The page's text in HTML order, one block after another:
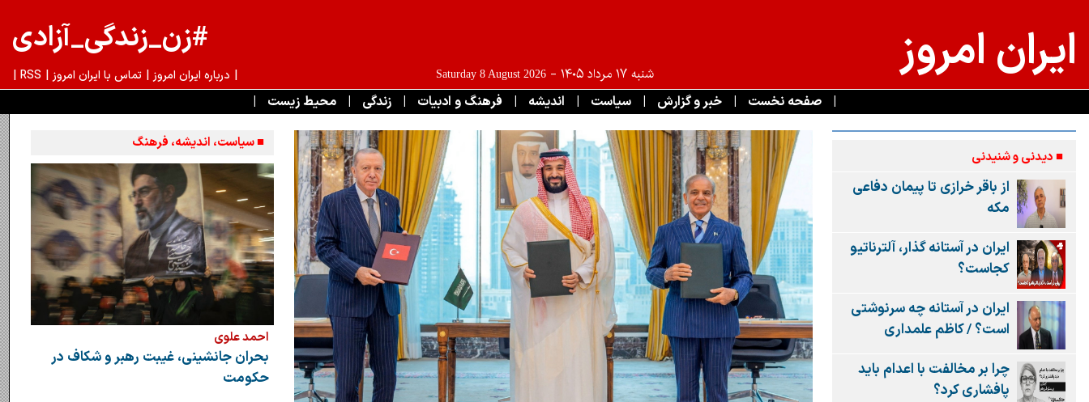
#زن_زندگی_آزادی
RSS درباره ايران امروز شنبه ۱۷ مرداد ۱۴۰۵ -
Saturday 8 August 2026 ايران امروز
| صفحه نخست | خبر و گزارش | سياست | انديشه | فرهنگ و ادبيات | زندگی | محیط زیست |
■ سیاست، اندیشه، فرهنگ
احمد علوی
بحران جانشینی، غیبت رهبر و شکاف در
حکومت
■ دیدنی‌ و شنیدنی‌
از باقر خرازی تا پیمان دفاعی
مکه
ایران در آستانه گذار، آلترناتیو
کجاست؟
ایران در آستانه چه سرنوشتی
است؟ / کاظم علمداری
چرا بر مخالفت با اعدام باید
پافشاری کرد؟